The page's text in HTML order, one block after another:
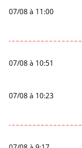
07/08 à 11:00
07/08 à 10:51
07/08 à 10:23